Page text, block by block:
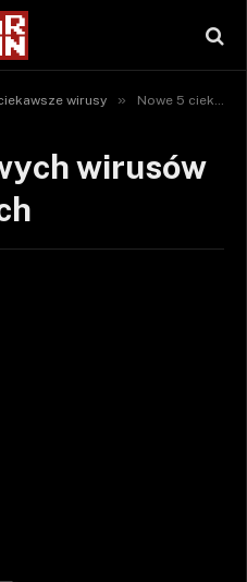
wirusy » Nowe 5 ciekawych wirusów komputerowych
wirusów